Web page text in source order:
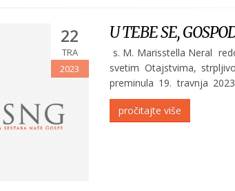
22
TRA
2023
U TEBE SE,
s. M. Marisstella Neral
svetim Otajstvima,
preminula 19. travnja
Sprovod će biti u
pročitajte više
POGLEDAJ